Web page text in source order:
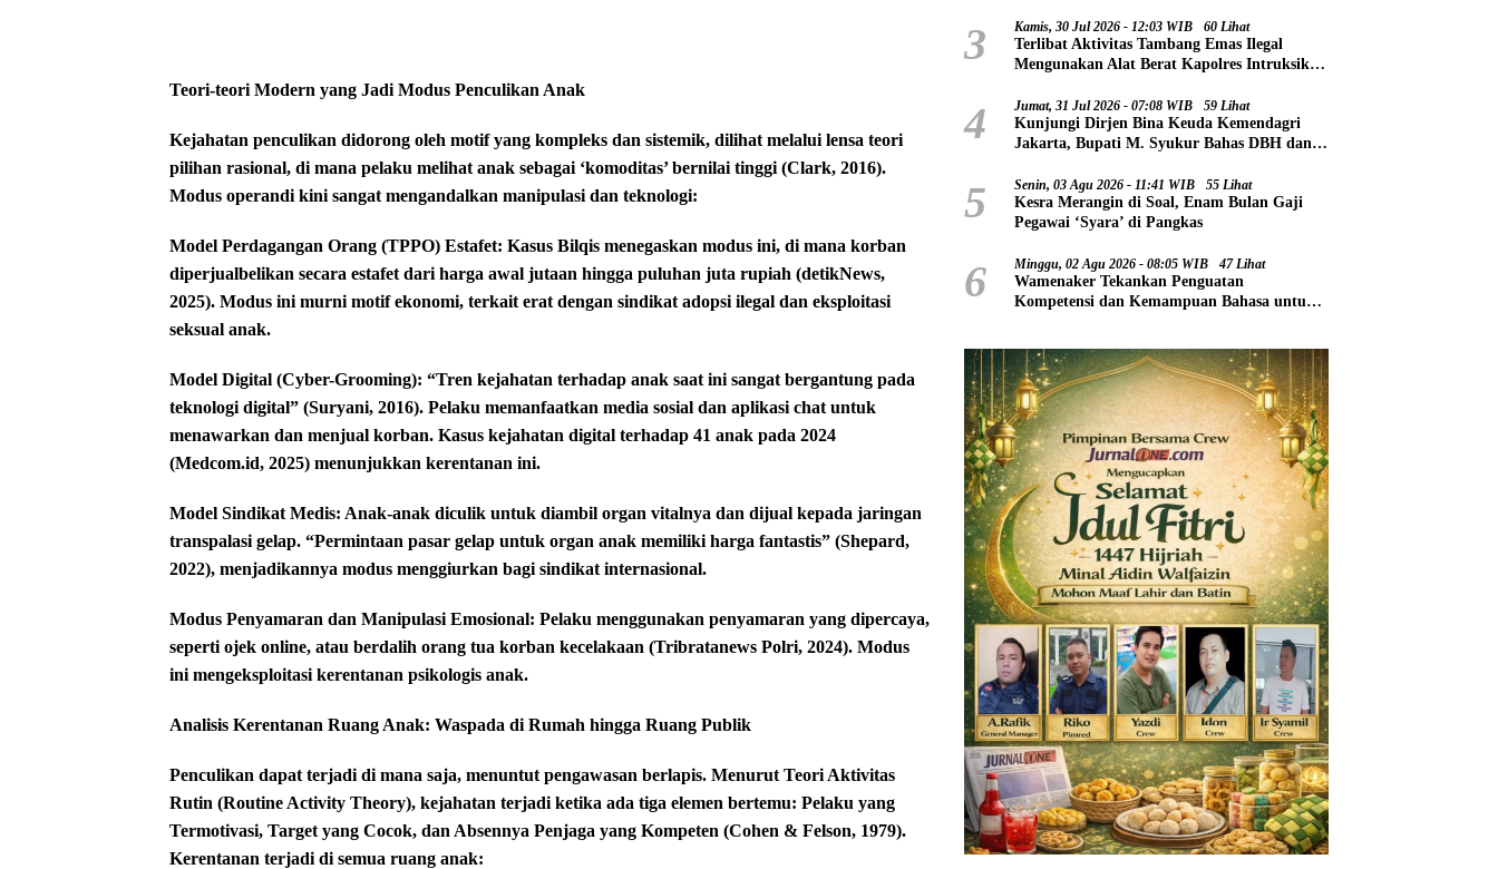
Teori-teori Modern yang Jadi Modus Penculikan Anak
​Kejahatan penculikan didorong oleh motif yang kompleks dan sistemik, dilihat melalui lensa teori
pilihan rasional, di mana pelaku melihat anak sebagai ‘komoditas’ bernilai tinggi (Clark, 2016).
Modus operandi kini sangat mengandalkan manipulasi dan teknologi:
​Model Perdagangan Orang (TPPO) Estafet: Kasus Bilqis menegaskan modus ini, di mana korban
diperjualbelikan secara estafet dari harga awal jutaan hingga puluhan juta rupiah (detikNews,
2025). Modus ini murni motif ekonomi, terkait erat dengan sindikat adopsi ilegal dan eksploitasi
seksual anak.
​Model Digital (Cyber-Grooming): “Tren kejahatan terhadap anak saat ini sangat bergantung pada
teknologi digital” (Suryani, 2016). Pelaku memanfaatkan media sosial dan aplikasi chat untuk
menawarkan dan menjual korban. Kasus kejahatan digital terhadap 41 anak pada 2024
(Medcom.id, 2025) menunjukkan kerentanan ini.
​Model Sindikat Medis: Anak-anak diculik untuk diambil organ vitalnya dan dijual kepada jaringan
transpalasi gelap. “Permintaan pasar gelap untuk organ anak memiliki harga fantastis” (Shepard,
2022), menjadikannya modus menggiurkan bagi sindikat internasional.
​Modus Penyamaran dan Manipulasi Emosional: Pelaku menggunakan penyamaran yang dipercaya,
seperti ojek online, atau berdalih orang tua korban kecelakaan (Tribratanews Polri, 2024). Modus
ini mengeksploitasi kerentanan psikologis anak.
Analisis Kerentanan Ruang Anak: Waspada di Rumah hingga Ruang Publik
​Penculikan dapat terjadi di mana saja, menuntut pengawasan berlapis. Menurut Teori Aktivitas
Rutin (Routine Activity Theory), kejahatan terjadi ketika ada tiga elemen bertemu: Pelaku yang
Termotivasi, Target yang Cocok, dan Absennya Penjaga yang Kompeten (Cohen & Felson, 1979).
Kerentanan terjadi di semua ruang anak:
3 Kamis, 30 Jul 2026 - 12:03 WIB 60 Lihat
Terlibat Aktivitas Tambang Emas Ilegal
Mengunakan Alat Berat Kapolres Intruksikan
SD 94 Desa Tanjung Mudo
4 Jumat, 31 Jul 2026 - 07:08 WIB 59 Lihat
Kunjungi Dirjen Bina Keuda Kemendagri
Jakarta, Bupati M. Syukur Bahas DBH dan
5 Senin, 03 Agu 2026 - 11:41 WIB 55 Lihat
Kesra Merangin di Soal, Enam Bulan Gaji
Pegawai ‘Syara’ di Pangkas
6 Minggu, 02 Agu 2026 - 08:05 WIB 47 Lihat
Wamenaker Tekankan Penguatan
Kompetensi dan Kemampuan Bahasa untuk